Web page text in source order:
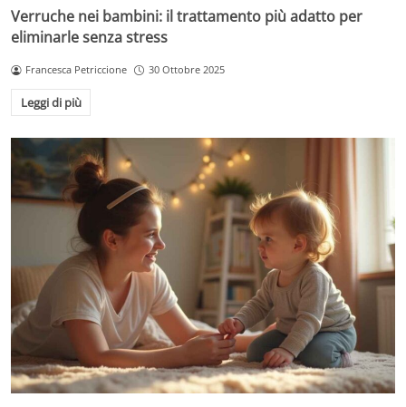
Verruche nei bambini: il trattamento più adatto per
eliminarle senza stress
Francesca Petriccione 30 Ottobre 2025
Leggi di più